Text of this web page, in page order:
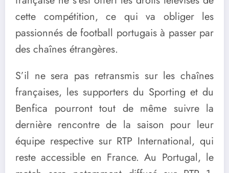
cette compétition, ce qui va obliger les
passionnés de football portugais à passer par
des chaînes étrangères.
S’il ne sera pas retransmis sur les chaînes
françaises, les supporters du Sporting et du
Benfica pourront tout de même suivre la
dernière rencontre de la saison pour leur
équipe respective sur RTP International, qui
reste accessible en France. Au Portugal, le